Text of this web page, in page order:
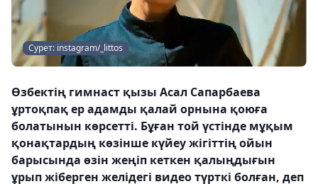
Сурет: instagram/_littos
Өзбектің гимнаст қызы Асал Сапарбаева
ұртоқпақ ер адамды қалай орнына қоюға
болатынын көрсетті. Бұған той үстінде мұқым
қонақтардың көзінше күйеу жігіттің ойын
барысында өзін жеңіп кеткен қалыңдығын
ұрып жіберген желідегі видео түрткі болған, деп